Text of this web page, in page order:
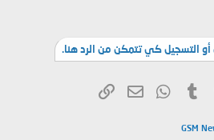
التسجيل كي تتمكن من الرد هنا.
Pinterest
Tumblr
WhatsAppالبريد الإلكتروني
الرابط